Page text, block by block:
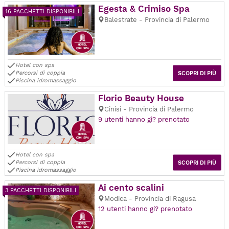
16 PACCHETTI DISPONIBILI Egesta & Crimiso Spa
Balestrate - Provincia di Palermo
SCOPRI DI PIÙ
Hotel con spa
Percorsi di coppia
Piscina idromassaggio
Florio Beauty House
Cinisi - Provincia di Palermo
9 utenti hanno gi? prenotato
SCOPRI DI PIÙ
Hotel con spa
Percorsi di coppia
Piscina idromassaggio
3 PACCHETTI DISPONIBILI Ai cento scalini
Modica - Provincia di Ragusa
12 utenti hanno gi? prenotato